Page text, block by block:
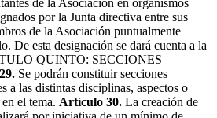
por la Junta directiva entre sus
de la Asociación puntualmente
De esta designación se dará cuenta a la
QUINTO: SECCIONES
Se podrán constituir secciones
a las distintas disciplinas, aspectos o
el tema. Artículo 30. La creación de